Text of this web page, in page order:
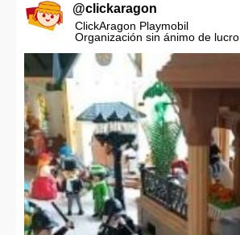
@clickaragon
ClickAragon Playmobil
Organización sin ánimo de lucro